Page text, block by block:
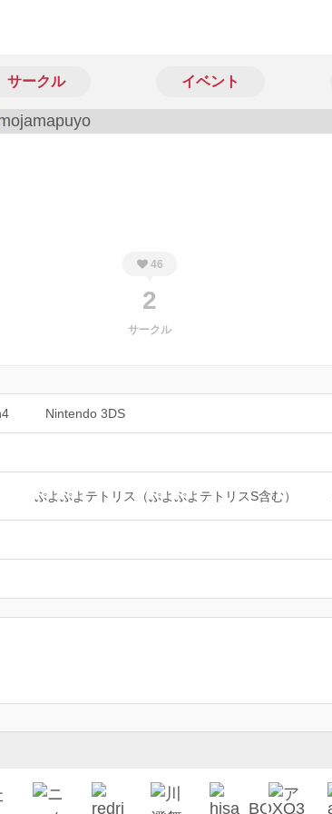
サークル イベント
46
2
サークル
Nintendo 3DS
ぷよぷよテトリス（ぷよぷよテトリスS含む）